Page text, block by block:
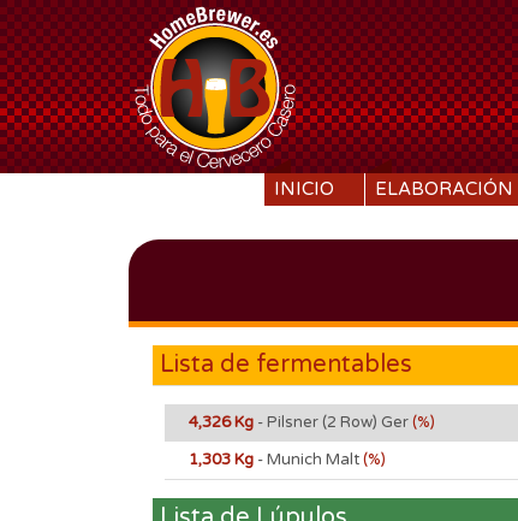
SKIP TO CONTENT
INICIO ELABORACIÓN
Lista de fermentables
4,326 Kg - Pilsner (2 Row) Ger(%)
1,303 Kg - Munich Malt(%)